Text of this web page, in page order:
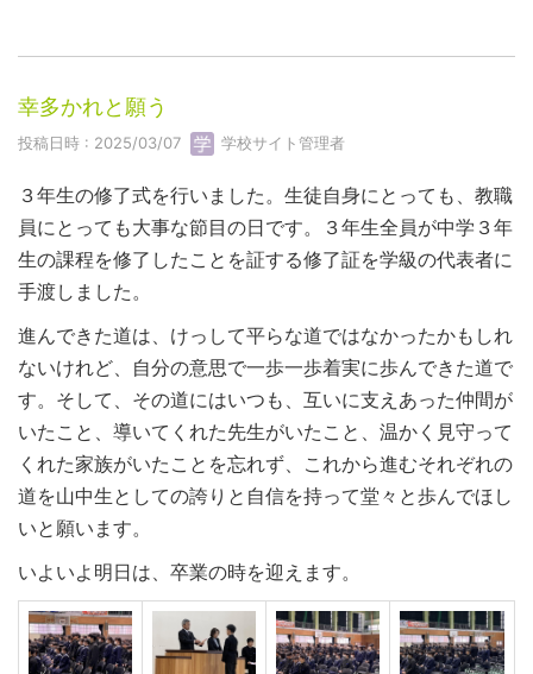
幸多かれと願う
投稿日時 : 2025/03/07 学校サイト管理者
３年生の修了式を行いました。生徒自身にとっても、教職
員にとっても大事な節目の日です。３年生全員が中学３年
生の課程を修了したことを証する修了証を学級の代表者に
手渡しました。
進んできた道は、けっして平らな道ではなかったかもしれ
ないけれど、自分の意思で一歩一歩着実に歩んできた道で
す。そして、その道にはいつも、互いに支えあった仲間が
いたこと、導いてくれた先生がいたこと、温かく見守って
くれた家族がいたことを忘れず、これから進むそれぞれの
道を山中生としての誇りと自信を持って堂々と歩んでほし
いと願います。
いよいよ明日は、卒業の時を迎えます。